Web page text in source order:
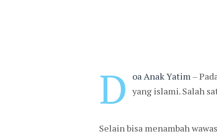
D oa Anak Yatim –
yang islami. Salah
Selain bisa menambah